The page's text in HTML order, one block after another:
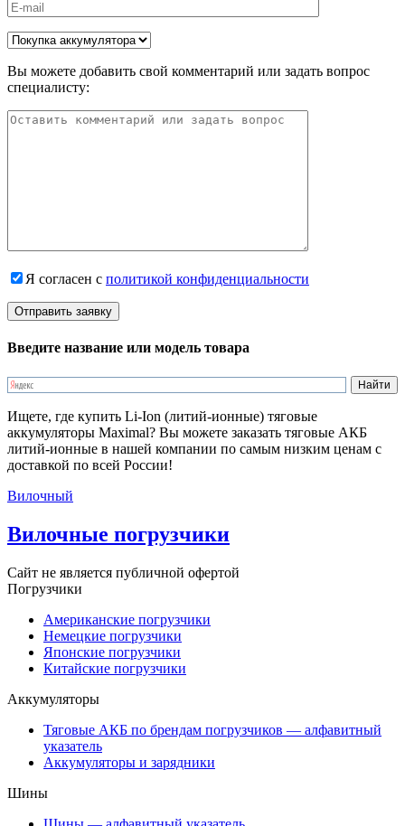
Вы можете добавить свой комментарий или задать вопрос
специалисту:
Я согласен с политикой конфиденциальности
Введите название или модель товара
Ищете, где купить Li-Ion (литий-ионные) тяговые
аккумуляторы Maximal? Вы можете заказать тяговые АКБ
литий-ионные в нашей компании по самым низким ценам с
доставкой по всей России!
Вилочный
Вилочные погрузчики
Сайт не является публичной офертой
Погрузчики
Американские погрузчики
Немецкие погрузчики
Японские погрузчики
Китайские погрузчики
Аккумуляторы
Тяговые АКБ по брендам погрузчиков — алфавитный
указатель
Аккумуляторы и зарядники
Шины